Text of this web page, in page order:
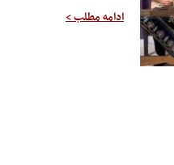
ادامه مطلب >